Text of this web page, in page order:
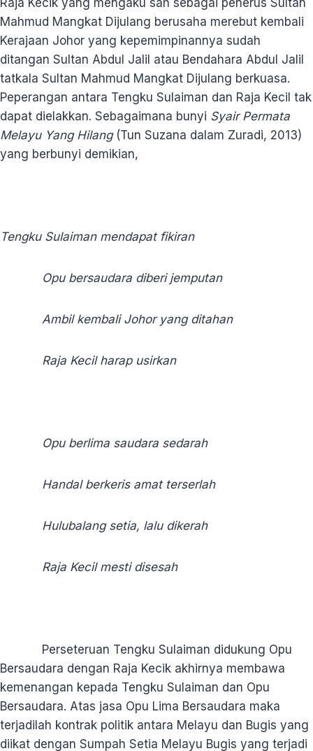
Mahmud Mangkat Dijulang berusaha merebut kembali
Kerajaan Johor yang kepemimpinannya sudah
ditangan Sultan Abdul Jalil atau Bendahara Abdul Jalil
tatkala Sultan Mahmud Mangkat Dijulang berkuasa.
Peperangan antara Tengku Sulaiman dan Raja Kecil tak
dapat dielakkan. Sebagaimana bunyi Syair Permata
Melayu Yang Hilang(Tun Suzana dalam Zuradi, 2013)
yang berbunyi demikian,
Tengku Sulaiman mendapat fikiran
Opu bersaudara diberi jemputan
Ambil kembali Johor yang ditahan
Raja Kecil harap usirkan
Opu berlima saudara sedarah
Handal berkeris amat terserlah
Hulubalang setia, lalu dikerah
Raja Kecil mesti disesah
Perseteruan Tengku Sulaiman didukung Opu
Bersaudara dengan Raja Kecik akhirnya membawa
kemenangan kepada Tengku Sulaiman dan Opu
Bersaudara. Atas jasa Opu Lima Bersaudara maka
terjadilah kontrak politik antara Melayu dan Bugis yang
diikat dengan Sumpah Setia Melayu Bugis yang terjadi